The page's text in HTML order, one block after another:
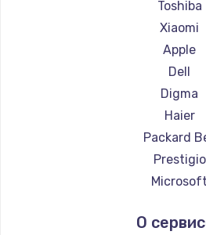
Ремонт
Ремонт ноутбуков
Ремонт
Ремонт
Ремонт
Ремонт
Ремонт
Ремонт
Ремонт
Toshiba
Xiaomi
Apple
Dell
Digma
Haier
Packard
Prestigio
Microsoft
Aquarius
О